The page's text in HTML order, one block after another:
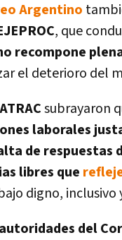
Argentino
, que
recompone
el deterioro del
subrayaron
laborales
de respuestas
libres que
digno,
autoridades del